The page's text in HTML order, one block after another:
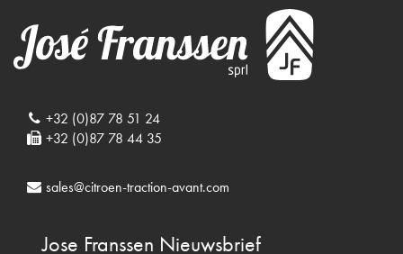
+32 (0)87 78 51 24
+32 (0)87 78 44 35
sales@citroen-traction-avant.com
Jose Franssen Nieuwsbrief